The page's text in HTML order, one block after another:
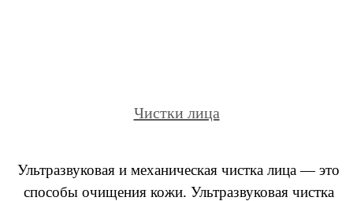
Чистки лица
Ультразвуковая и механическая чистка лица — это
способы очищения кожи. Ультразвуковая чистка